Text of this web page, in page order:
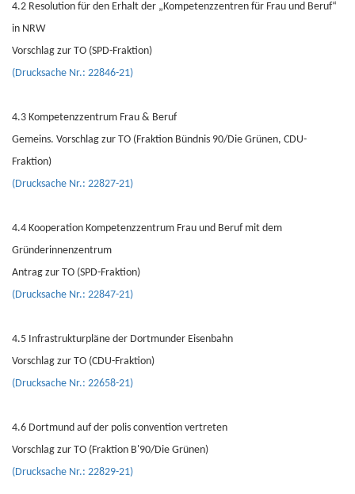
4.2 Resolution für den Erhalt der „Kompetenzzentren für Frau und Beruf“
in NRW
Vorschlag zur TO (SPD-Fraktion)
(Drucksache Nr.: 22846-21)
4.3 Kompetenzzentrum Frau & Beruf
Gemeins. Vorschlag zur TO (Fraktion Bündnis 90/Die Grünen, CDU-
Fraktion)
(Drucksache Nr.: 22827-21)
4.4 Kooperation Kompetenzzentrum Frau und Beruf mit dem
Gründerinnenzentrum
Antrag zur TO (SPD-Fraktion)
(Drucksache Nr.: 22847-21)
4.5 Infrastrukturpläne der Dortmunder Eisenbahn
Vorschlag zur TO (CDU-Fraktion)
(Drucksache Nr.: 22658-21)
4.6 Dortmund auf der polis convention vertreten
Vorschlag zur TO (Fraktion B'90/Die Grünen)
(Drucksache Nr.: 22829-21)